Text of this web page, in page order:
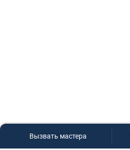
Вызвать мастера